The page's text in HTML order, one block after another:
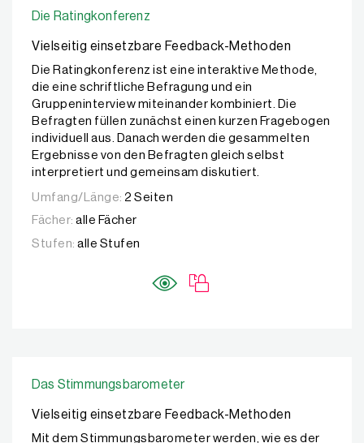
Die Ratingkonferenz
Vielseitig einsetzbare Feedback-Methoden
Die Ratingkonferenz ist eine interaktive Methode,
die eine schriftliche Befragung und ein
Gruppeninterview miteinander kombiniert. Die
Befragten füllen zunächst einen kurzen Fragebogen
individuell aus. Danach werden die gesammelten
Ergebnisse von den Befragten gleich selbst
interpretiert und gemeinsam diskutiert.
Umfang/Länge: 2 Seiten
Fächer: alle Fächer
Stufen: alle Stufen
Das Stimmungsbarometer
Vielseitig einsetzbare Feedback-Methoden
Mit dem Stimmungsbarometer werden, wie es der